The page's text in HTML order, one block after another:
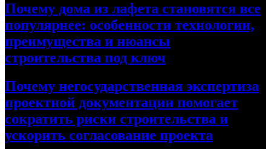
Почему дома из лафета становятся все
популярнее: особенности технологии,
преимущества и нюансы
строительства под ключ
Почему негосударственная экспертиза
проектной документации помогает
сократить риски строительства и
ускорить согласование проекта